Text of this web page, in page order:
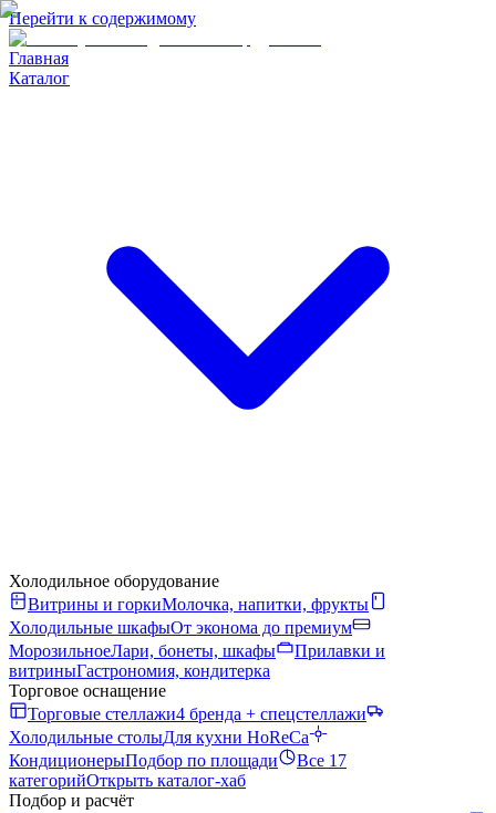
Перейти к содержимому
Главная
Каталог
Холодильное оборудование
Витрины и горкиМолочка, напитки, фрукты
Холодильные шкафыОт эконома до премиум
МорозильноеЛари, бонеты, шкафы
Прилавки и
витриныГастрономия, кондитерка
Торговое оснащение
Торговые стеллажи4 бренда + спецстеллажи
Холодильные столыДля кухни HoReCa
КондиционерыПодбор по площади
Все 17
категорийОткрыть каталог-хаб
Подбор и расчёт